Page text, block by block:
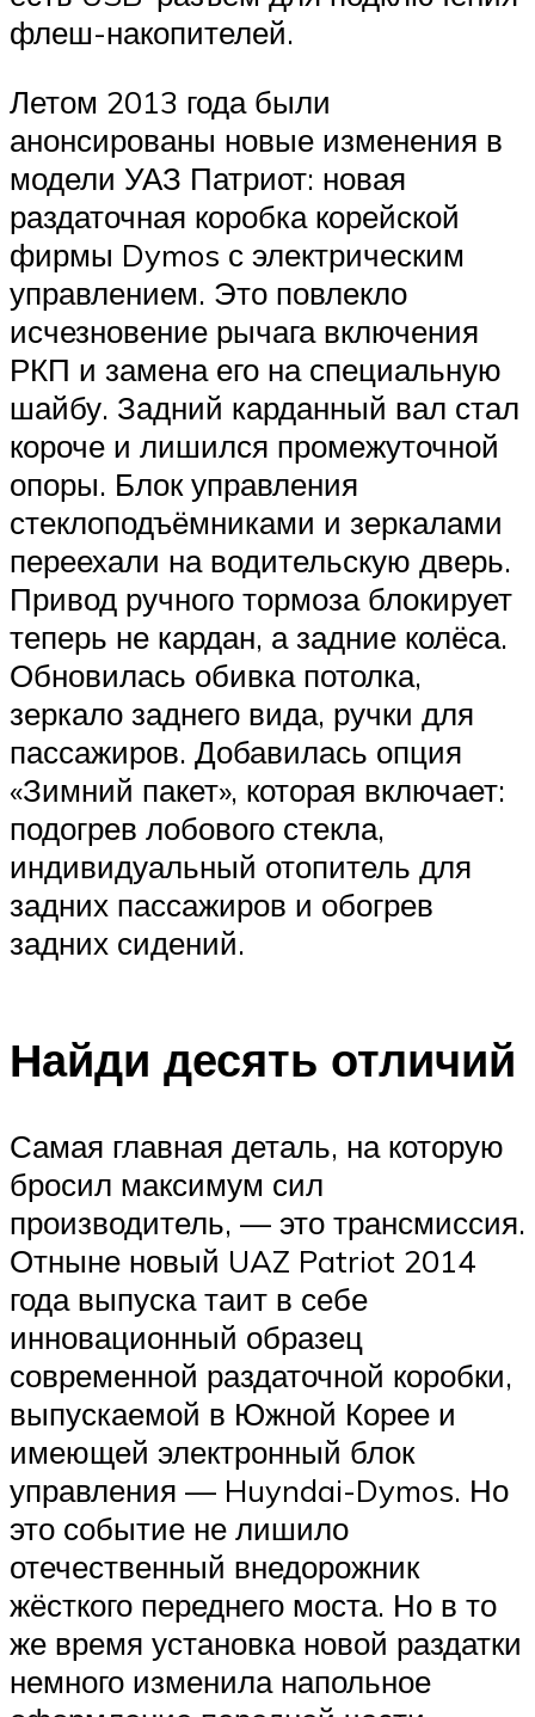
флеш-накопителей.
Летом 2013 года были
анонсированы новые изменения в
модели УАЗ Патриот: новая
раздаточная коробка корейской
фирмы Dymos с электрическим
управлением. Это повлекло
исчезновение рычага включения
РКП и замена его на специальную
шайбу. Задний карданный вал стал
короче и лишился промежуточной
опоры. Блок управления
стеклоподъёмниками и зеркалами
переехали на водительскую дверь.
Привод ручного тормоза блокирует
теперь не кардан, а задние колёса.
Обновилась обивка потолка,
зеркало заднего вида, ручки для
пассажиров. Добавилась опция
«Зимний пакет», которая включает:
подогрев лобового стекла,
индивидуальный отопитель для
задних пассажиров и обогрев
задних сидений.
Найди десять отличий
Самая главная деталь, на которую
бросил максимум сил
производитель, — это трансмиссия.
Отныне новый UAZ Patriot 2014
года выпуска таит в себе
инновационный образец
современной раздаточной коробки,
выпускаемой в Южной Корее и
имеющей электронный блок
управления — Huyndai-Dymos. Но
это событие не лишило
отечественный внедорожник
жёсткого переднего моста. Но в то
же время установка новой раздатки
немного изменила напольное